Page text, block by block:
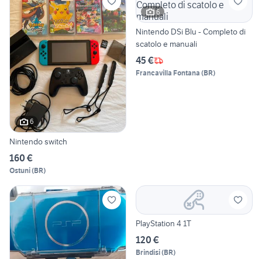
6
Nintendo switch
160 €
Ostuni(BR)
6
Nintendo DSi Blu - Completo di
scatolo e manuali
45 €
Francavilla Fontana (BR)
PlayStation 4 1T
120 €
Brindisi(BR)